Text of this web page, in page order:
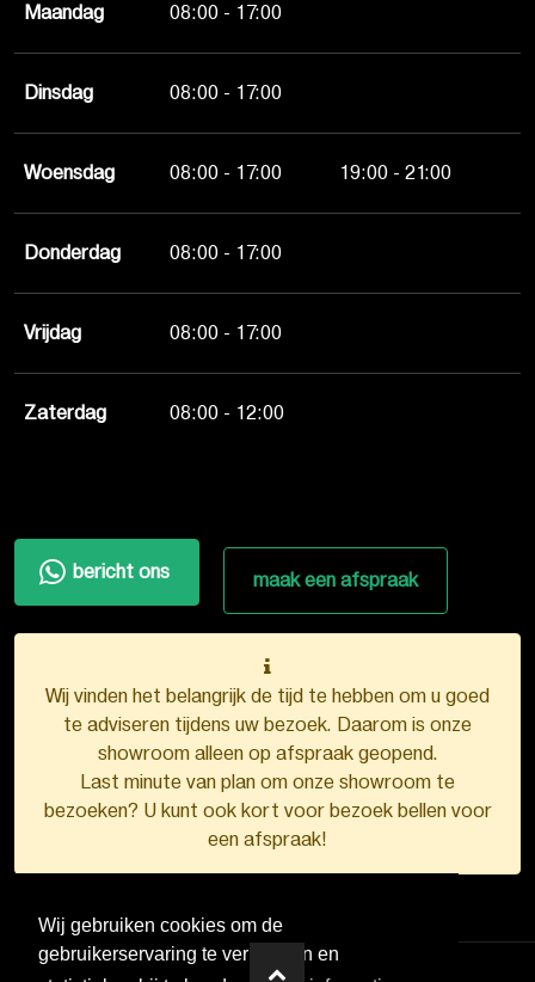
Wij gebruiken cookies om de
gebruikerservaring te verbeteren en
Maandag 08:00 - 17:00
Dinsdag 08:00 - 17:00
Woensdag 08:00 - 17:00 19:00 - 21:00
Donderdag 08:00 - 17:00
Vrijdag 08:00 - 17:00
Zaterdag 08:00 - 12:00
bericht ons maak een afspraak
Wij vinden het belangrijk de tijd te hebben om u goed
te adviseren tijdens uw bezoek. Daarom is onze
showroom alleen op afspraak geopend.
Last minute van plan om onze showroom te
bezoeken? U kunt ook kort voor bezoek bellen voor
een afspraak!